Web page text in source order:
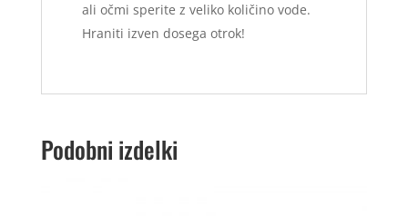
ali očmi sperite z veliko količino vode.
Hraniti izven dosega otrok!
Podobni izdelki